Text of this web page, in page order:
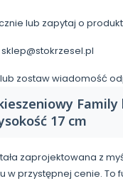
lub zapytaj o
zostaw wiadomość
Family
17 cm
zaprojektowana z
w przystępnej cenie. To